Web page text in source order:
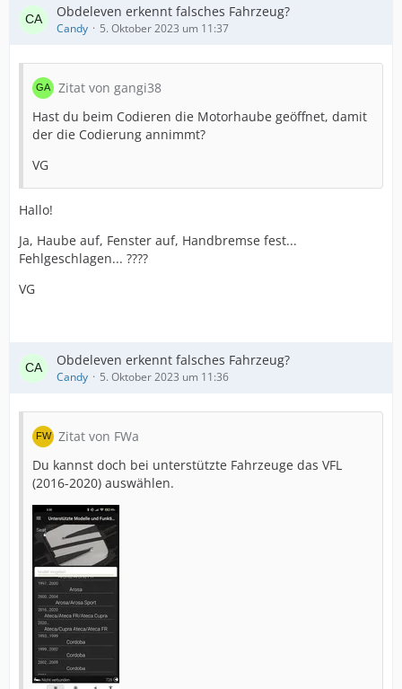
Obdeleven erkennt falsches Fahrzeug?
Candy 5. Oktober 2023 um 11:37
Zitat von gangi38
Hast du beim Codieren die Motorhaube geöffnet, damit
der die Codierung annimmt?
VG
Hallo!
Ja, Haube auf, Fenster auf, Handbremse fest...
Fehlgeschlagen... ????
VG
Obdeleven erkennt falsches Fahrzeug?
Candy 5. Oktober 2023 um 11:36
Zitat von FWa
Du kannst doch bei unterstützte Fahrzeuge das VFL
(2016-2020) auswählen.